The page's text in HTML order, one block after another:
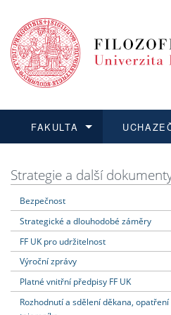
FAKULTA
Dozvědět se více
Podat přihlášku
Dozvědět se více
Dozvědět se více
Dozvědět se více
Strategie a další
Bezpečnost
Strategické a dlouhodobé záměry
FF UK pro udržitelnost
Výroční zprávy
Platné vnitřní předpisy FF UK
Rozhodnutí a sdělení děkana,